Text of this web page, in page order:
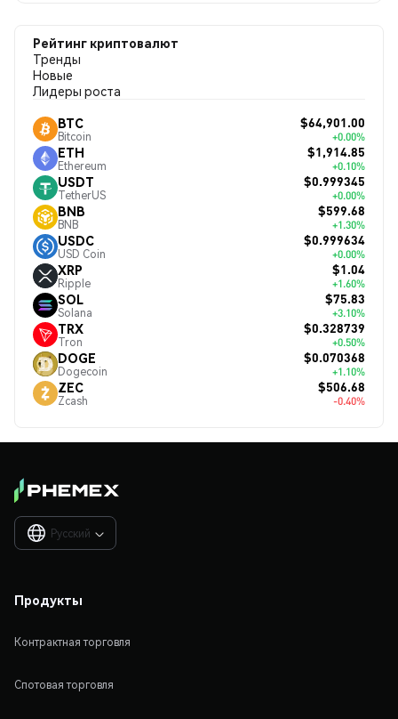
Рейтинг криптовалют
Тренды
Новые
Лидеры роста
BTC
Bitcoin
$64,901.00
+0.00%
ETH
Ethereum
$1,914.85
+0.10%
USDT
TetherUS
$0.999345
+0.00%
BNB
BNB
$599.68
+1.30%
USDC
USD Coin
$0.999634
+0.00%
XRP
Ripple
$1.04
+1.60%
SOL
Solana
$75.83
+3.10%
TRX
Tron
$0.328739
+0.50%
DOGE
Dogecoin
$0.070368
+1.10%
ZEC
Zcash
$506.68
-0.40%
Русский 
Продукты
Контрактная торговля
Спотовая торговля